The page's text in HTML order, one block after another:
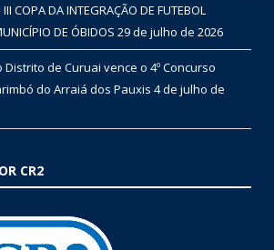
COPA DA INTEGRAÇÃO DE FUTEBOL
DE ÓBIDOS 29 de julho de 2026
de Curuai vence o 4º Concurso
do Arraiá dos Pauxis 4 de julho de
CR2